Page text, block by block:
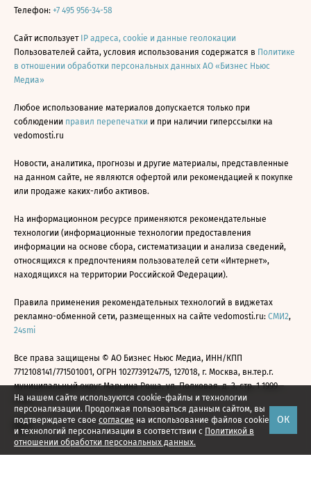
На нашем сайте используются cookie-файлы и технологии
персонализации. Продолжая пользоваться данным сайтом, вы
подтверждаете свое согласие на использование файлов cookie
и технологий персонализации в соответствии с Политикой в
отношении обработки персональных данных.
ОК
Телефон: +7 495 956-34-58
Сайт использует IP адреса, cookie и данные геолокации
Пользователей сайта, условия использования содержатся в Политике
в отношении обработки персональных данных АО «Бизнес Ньюс
Медиа»
Любое использование материалов допускается только при
соблюдении правил перепечатки и при наличии гиперссылки на
vedomosti.ru
Новости, аналитика, прогнозы и другие материалы, представленные
на данном сайте, не являются офертой или рекомендацией к покупке
или продаже каких-либо активов.
На информационном ресурсе применяются рекомендательные
технологии (информационные технологии предоставления
информации на основе сбора, систематизации и анализа сведений,
относящихся к предпочтениям пользователей сети «Интернет»,
находящихся на территории Российской Федерации).
Правила применения рекомендательных технологий в виджетах
рекламно-обменной сети, размещенных на сайте vedomosti.ru: СМИ2,
24smi
Все права защищены © АО Бизнес Ньюс Медиа, ИНН/КПП
7712108141/771501001, ОГРН 1027739124775, 127018, г. Москва, вн.тер.г.
муниципальный округ Марьина Роща, ул. Полковая, д. 3, стр. 1 1999—
2026